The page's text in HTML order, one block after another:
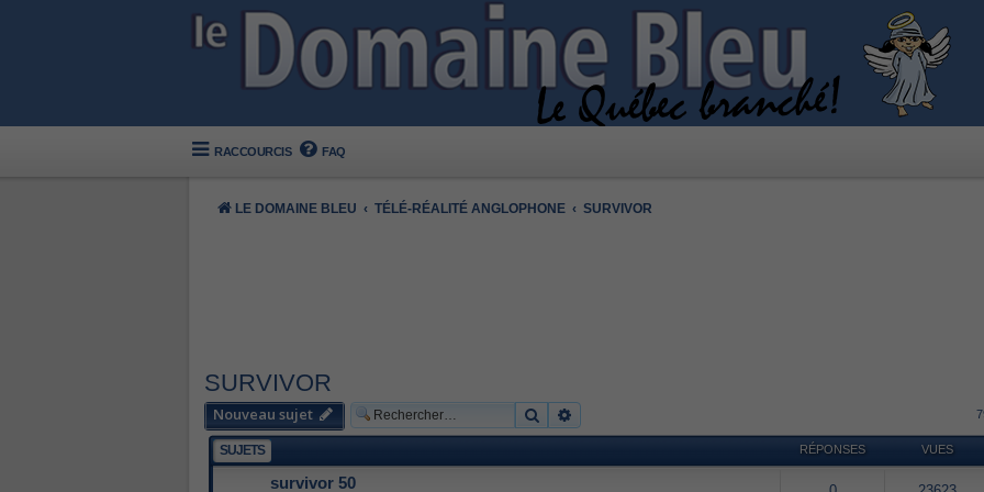
RACCOURCIS FAQ
LE DOMAINE BLEU TÉLÉ-RÉALITÉ ANGLOPHONE SURVIVOR
SURVIVOR
Nouveau sujet Rechercher
SUJETS RÉPONSES VUES
survivor 50